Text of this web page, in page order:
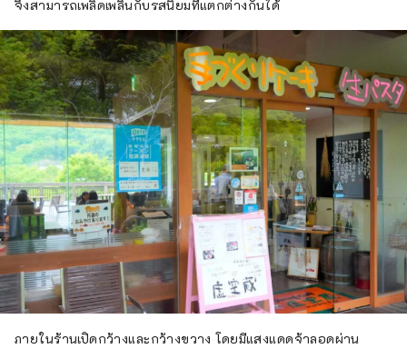
จึงสามารถเพลิดเพลินกับรสนิยมที่แตกต่างกันได้
ภายในร้านเปิดกว้างและกว้างขวาง โดยมีแสงแดดจ้าลอดผ่าน